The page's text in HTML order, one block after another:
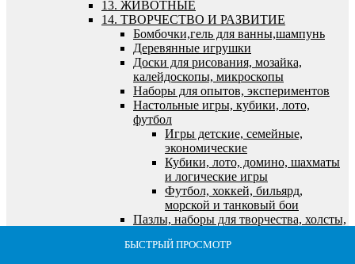
БЫСТРЫЙ ПРОСМОТР
БЫСТРЫЙ ПРОСМОТР
БЫСТРЫЙ ПРОСМОТР
БЫСТРЫЙ ПРОСМОТР
БЫСТРЫЙ ПРОСМОТР
13. ЖИВОТНЫЕ
14. ТВОРЧЕСТВО И РАЗВИТИЕ
Бомбочки,гель для ванны,шампунь
Деревянные игрушки
Доски для рисования, мозайка,
калейдоскопы, микроскопы
Наборы для опытов, экспериментов
Настольные игры, кубики, лото,
футбол
Игры детские, семейные,
экономические
Кубики, лото, домино, шахматы
и логические игры
Футбол, хоккей, бильярд,
морской и танковый бои
Пазлы, наборы для творчества, холсты,
Алмазная мозайка